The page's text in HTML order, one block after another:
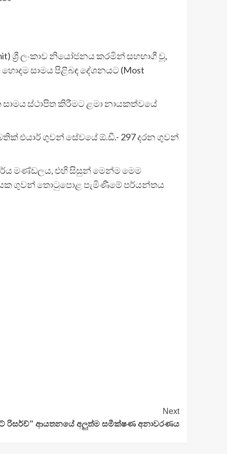
ශ්‍රී ලංකාව නියෝජනය කරමින් සහභාගී වූ,
සාමය පිළිබඳ දේශනයට (Most
ස්ථාපිත කිරීමට ළමා නායකත්වයේ
එයාර් ගුවන් සේවයේ ඕ.ඩී.- 297 දරන ගුවන්
මණ්ඩලය, එහි සිසුන් මෙන්ම මෙම
ගුවන් තොටුපොළ පැමිණීමේ පර්යන්තය
Next
රිසර්ච්” ආයතනයේ අලුත්ම සමීක්ෂණ අනාවරණය